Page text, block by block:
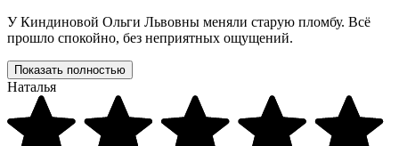
У Киндиновой Ольги Львовны меняли старую пломбу. Всё
прошло спокойно, без неприятных ощущений.
Показать полностью
Наталья